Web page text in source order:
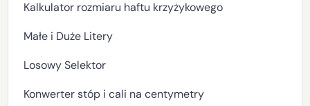
Kalkulator rozmiaru haftu krzyżykowego
Małe i Duże Litery
Losowy Selektor
Konwerter stóp i cali na centymetry